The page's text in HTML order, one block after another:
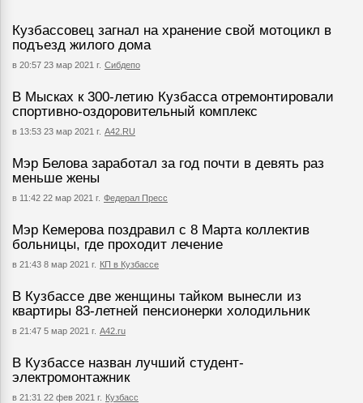
Кузбассовец загнал на хранение свой мотоцикл в
подъезд жилого дома
в 20:57 23 мар 2021 г. Сибдепо
В Мысках к 300-летию Кузбасса отремонтировали
спортивно-оздоровительный комплекс
в 13:53 23 мар 2021 г. А42.RU
Мэр Белова заработал за год почти в девять раз
меньше жены
в 11:42 22 мар 2021 г. Федерал Пресс
Мэр Кемерова поздравил с 8 Марта коллектив
больницы, где проходит лечение
в 21:43 8 мар 2021 г. КП в Кузбассе
В Кузбассе две женщины тайком вынесли из
квартиры 83-летней пенсионерки холодильник
в 21:47 5 мар 2021 г. А42.ru
В Кузбассе назван лучший студент-
электромонтажник
в 21:31 22 фев 2021 г. Кузбасс